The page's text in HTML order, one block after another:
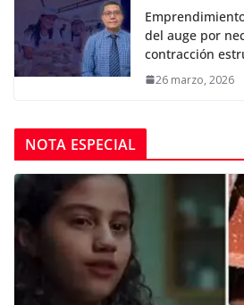
del auge por
contracción
26 marzo, 2026
NOTA ESPECIAL